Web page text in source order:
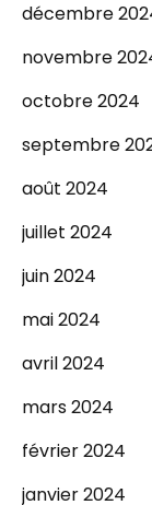
décembre
novembre
octobre 2024
septembre
août 2024
juillet 2024
juin 2024
mai 2024
avril 2024
mars 2024
février 2024
janvier 2024